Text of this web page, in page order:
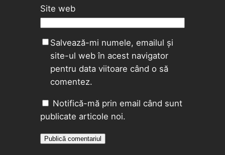
Site web
Salvează-mi numele, emailul și
site-ul web în acest navigator
pentru data viitoare când o să
comentez.
Notifică-mă prin email când sunt
publicate articole noi.